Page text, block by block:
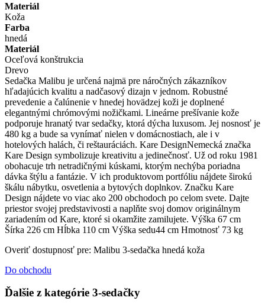
Materiál
Koža
Farba
hnedá
Materiál
Oceľová konštrukcia
Drevo
Sedačka Malibu je určená najmä pre náročných zákazníkov
hľadajúcich kvalitu a nadčasový dizajn v jednom. Robustné
prevedenie a čalúnenie v hnedej hovädzej koži je doplnené
elegantnými chrómovými nožičkami. Lineárne prešívanie kože
podporuje hranatý tvar sedačky, ktorá dýcha luxusom. Jej nosnosť je
480 kg a bude sa vynímať nielen v domácnostiach, ale i v
hotelových halách, či reštauráciách. Kare DesignNemecká značka
Kare Design symbolizuje kreativitu a jedinečnosť. Už od roku 1981
obohacuje trh netradičnými kúskami, ktorým nechýba poriadna
dávka štýlu a fantázie. V ich produktovom portfóliu nájdete širokú
škálu nábytku, osvetlenia a bytových doplnkov. Značku Kare
Design nájdete vo viac ako 200 obchodoch po celom svete. Dajte
priestor svojej predstavivosti a naplňte svoj domov originálnym
zariadením od Kare, ktoré si okamžite zamilujete. Výška 67 cm
Šírka 226 cm Hĺbka 110 cm Výška sedu44 cm Hmotnosť 73 kg
Overiť dostupnosť pre: Malibu 3-sedačka hnedá koža
Do obchodu
Ďalšie z kategórie 3-sedačky